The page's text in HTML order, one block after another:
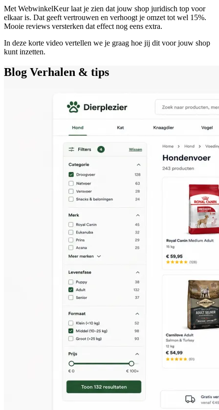
Met WebwinkelKeur laat je zien dat jouw shop juridisch top voor
elkaar is. Dat geeft vertrouwen en verhoogt je omzet tot wel 15%.
Mooie reviews versterken dat effect nog eens extra.
In deze korte video vertellen we je graag hoe jij dit voor jouw shop
kunt inzetten.
Blog Verhalen & tips